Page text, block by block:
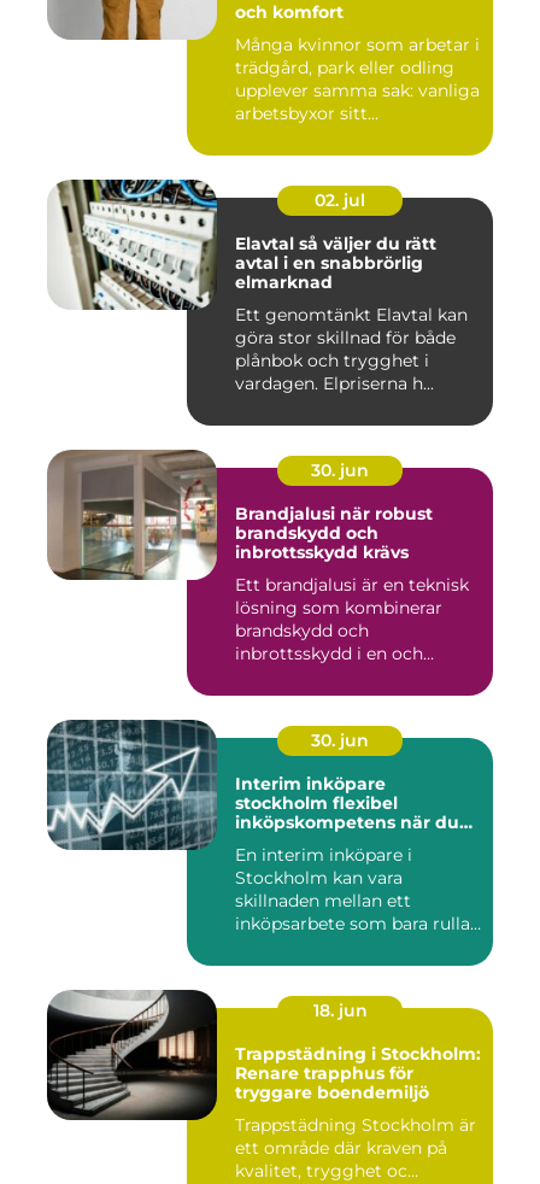
och komfort
Många kvinnor som arbetar i
trädgård, park eller odling
upplever samma sak: vanliga
arbetsbyxor sitt...
02. jul
Elavtal så väljer du rätt
avtal i en snabbrörlig
elmarknad
Ett genomtänkt Elavtal kan
göra stor skillnad för både
plånbok och trygghet i
vardagen. Elpriserna h...
30. jun
Brandjalusi när robust
brandskydd och
inbrottsskydd krävs
Ett brandjalusi är en teknisk
lösning som kombinerar
brandskydd och
inbrottsskydd i en och
30. jun
Interim inköpare
stockholm flexibel
inköpskompetens när du
En interim inköpare i
Stockholm kan vara
skillnaden mellan ett
inköpsarbete som bara rullar
18. jun
Trappstädning i Stockholm:
Renare trapphus för
tryggare boendemiljö
Trappstädning Stockholm är
ett område där kraven på
kvalitet, trygghet oc...